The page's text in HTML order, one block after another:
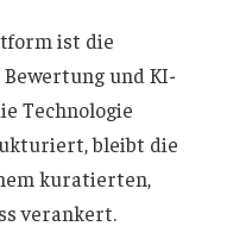
ist die
und KI-
Technologie
bleibt die
kuratierten,
verankert.